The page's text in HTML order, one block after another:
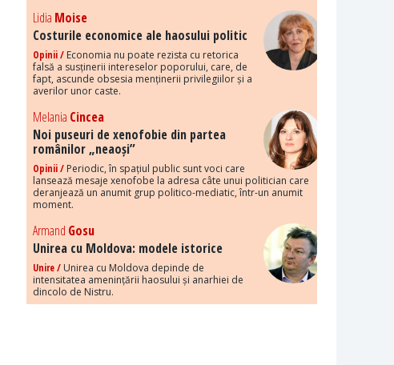
Lidia Moise
Costurile economice ale haosului politic
Opinii / Economia nu poate rezista cu retorica
falsă a susținerii intereselor poporului, care, de
fapt, ascunde obsesia menținerii privilegiilor și a
averilor unor caste.
Melania Cincea
Noi puseuri de xenofobie din partea
românilor „neaoși”
Opinii / Periodic, în spațiul public sunt voci care
lansează mesaje xenofobe la adresa câte unui politician care
deranjează un anumit grup politico-mediatic, într-un anumit
moment.
Armand Gosu
Unirea cu Moldova: modele istorice
Unire / Unirea cu Moldova depinde de
intensitatea amenințării haosului și anarhiei de
dincolo de Nistru.